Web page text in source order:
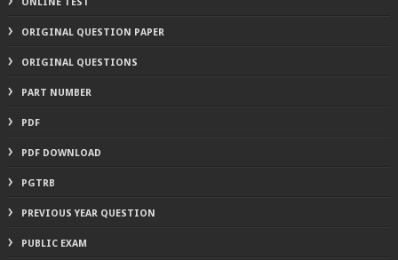
ORIGINAL QUESTION PAPER
ORIGINAL QUESTIONS
PART NUMBER
PDF
PDF DOWNLOAD
PGTRB
PREVIOUS YEAR QUESTION
PUBLIC EXAM